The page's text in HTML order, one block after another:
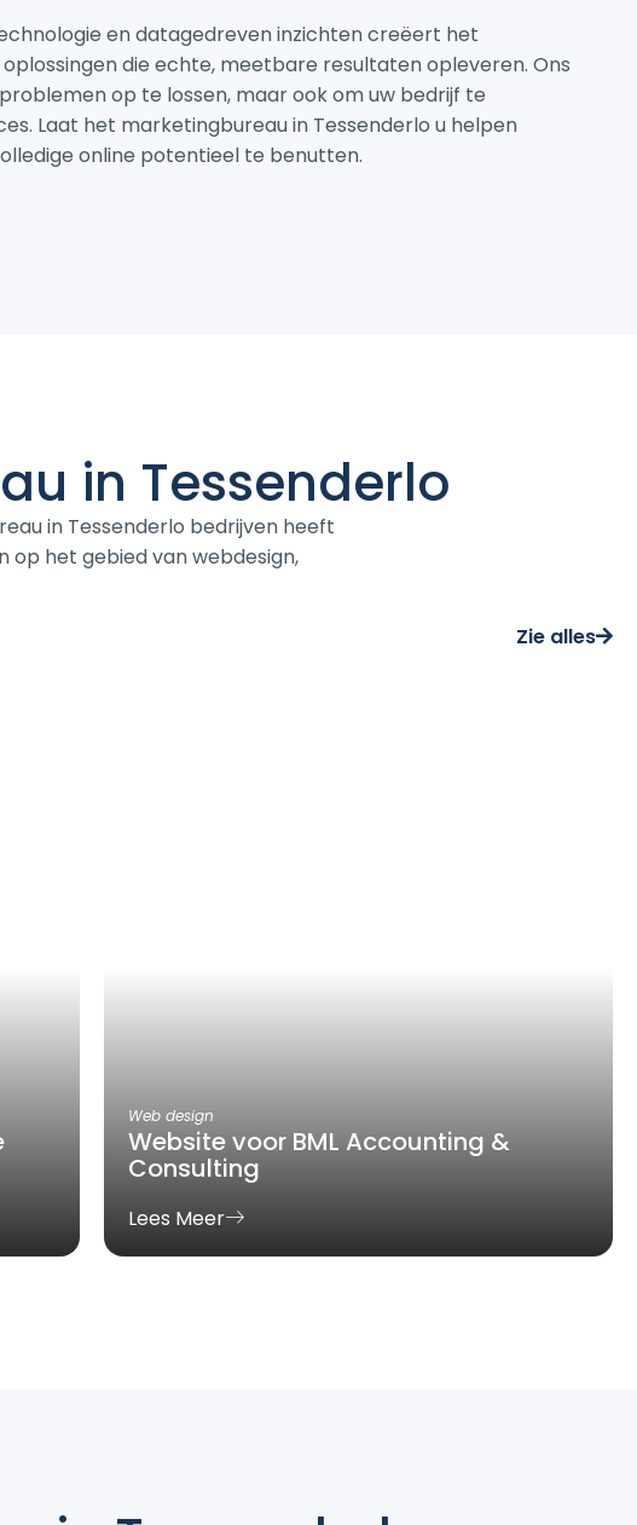
en datagedreven inzichten creëert het
die echte, meetbare resultaten opleveren. Ons
op te lossen, maar ook om uw bedrijf te
Laat het marketingbureau in Tessenderlo u helpen
online potentieel te benutten.
in Tessenderlo
in Tessenderlo bedrijven heeft
het gebied van webdesign,
Zie alles
Web design
Website voor BML Accounting &
Consulting
Lees Meer